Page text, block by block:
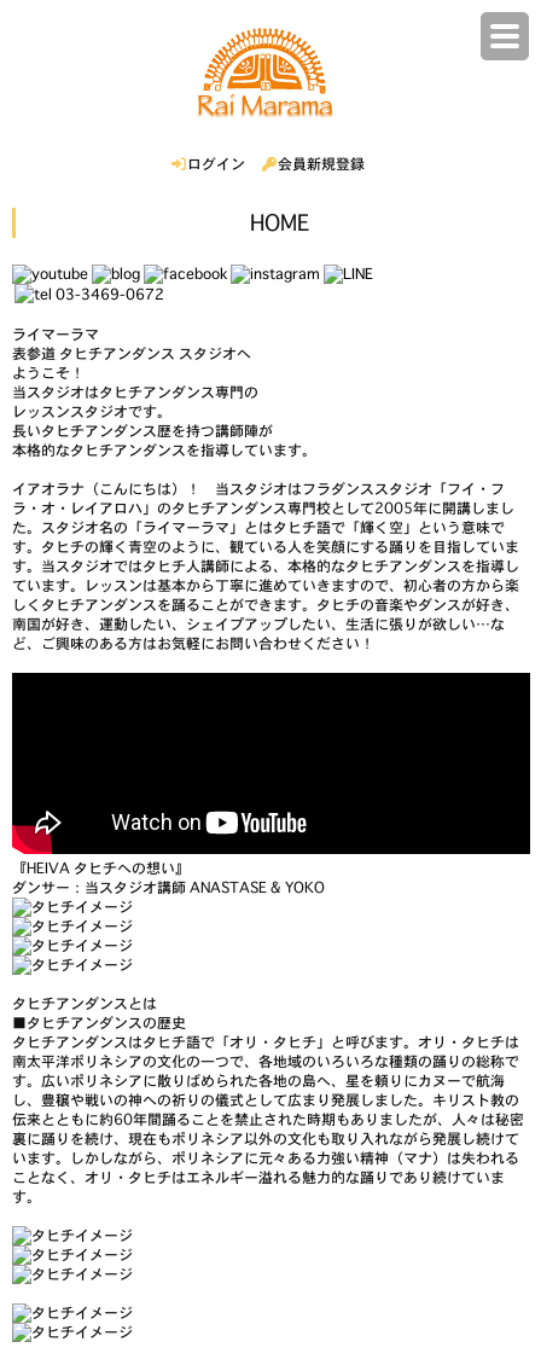
ログイン 会員新規登録
HOME
03-3469-0672
ライマーラマ
表参道タヒチアンダンス スタジオへ
ようこそ！
当スタジオはタヒチアンダンス専門の
レッスンスタジオです。
長いタヒチアンダンス歴を持つ講師陣が
本格的なタヒチアンダンスを指導しています。
イアオラナ （こんにちは）
！ 当スタジオはフラダンススタジオ「フイ・フ
ラ・オ・レイアロハ」のタヒチアンダンス専門校として2005年に開講しまし
た。スタジオ名の「ライマーラマ」とはタヒチ語で「輝く空」という意味で
す。タヒチの輝く青空のように、観ている人を笑顔にする踊りを目指していま
す。当スタジオではタヒチ人講師による、本格的なタヒチアンダンスを指導し
ています。レッスンは基本から丁寧に進めていきますので、初心者の方から楽
しくタヒチアンダンスを踊ることができます。タヒチの音楽やダンスが好き、
南国が好き、運動したい、シェイプアップしたい、生活に張りが欲しい…な
ど、ご興味のある方はお気軽にお問い合わせください！
『HEIVA タヒチへの想い』
ダンサー：当スタジオ講師 ANASTASE & YOKO
タヒチアンダンスとは
■タヒチアンダンスの歴史
タヒチアンダンスはタヒチ語で「オリ・タヒチ」と呼びます。オリ・タヒチは
南太平洋ポリネシアの文化の一つで、各地域のいろいろな種類の踊りの総称で
す。広いポリネシアに散りばめられた各地の島へ、星を頼りにカヌーで航海
し、豊穣や戦いの神への祈りの儀式として広まり発展しました。キリスト教の
伝来とともに約60年間踊ることを禁止された時期もありましたが、人々は秘密
裏に踊りを続け、現在もポリネシア以外の文化も取り入れながら発展し続けて
います。しかしながら、ポリネシアに元々ある力強い精神（マナ）は失われる
ことなく、オリ・タヒチはエネルギー溢れる魅力的な踊りであり続けていま
す。